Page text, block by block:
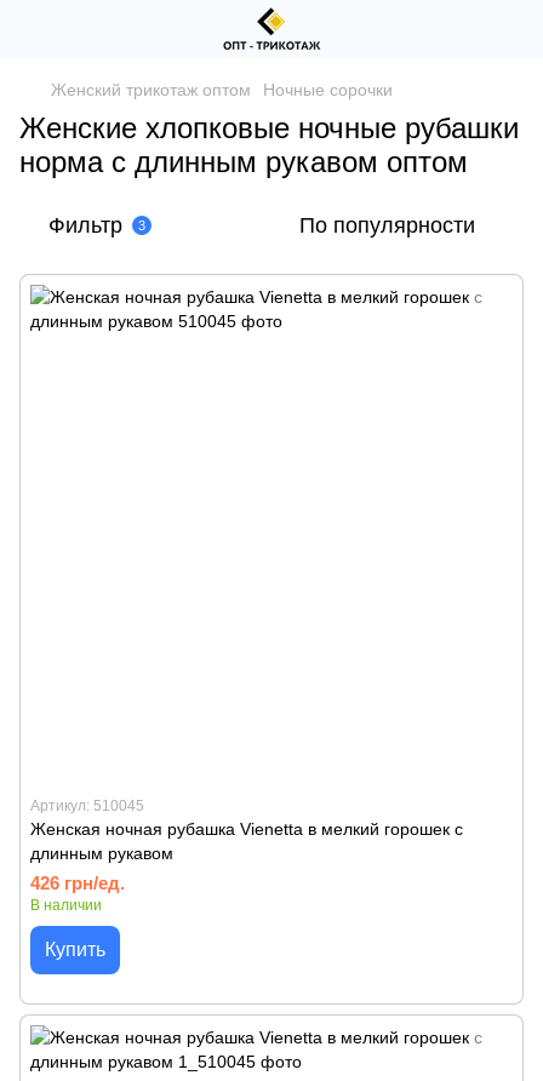
Женский трикотаж оптом Ночные сорочки
Женские хлопковые ночные рубашки
норма с длинным рукавом оптом
Фильтр 3 По популярности
Артикул: 510045
Женская ночная рубашка Vienetta в мелкий горошек с
длинным рукавом
426 грн/ед.
В наличии
Купить